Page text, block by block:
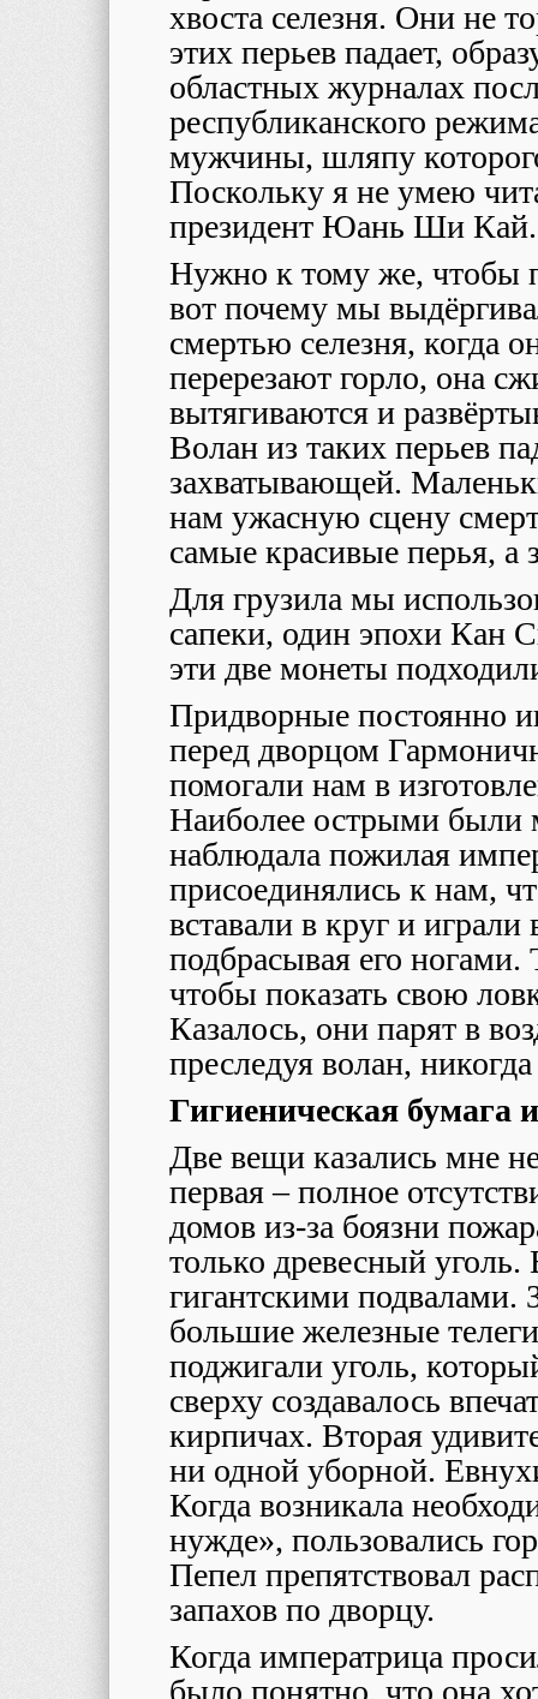
хвоста селезня. Они не
этих перьев падает,
областных журналах
республиканского
мужчины, шляпу
Поскольку я не умею
президент Юань Ши Кай.
Нужно к тому же, чтобы
вот почему мы
смертью селезня, когда
перерезают горло, она
вытягиваются и
Волан из таких перьев
захватывающей.
нам ужасную сцену
самые красивые перья, а
Для грузила мы
сапеки, один эпохи Кан
эти две монеты
Придворные постоянно
перед дворцом
помогали нам в
Наиболее острыми были
наблюдала пожилая
присоединялись к нам,
вставали в круг и
подбрасывая его
чтобы показать свою
Казалось, они парят в
преследуя волан,
Гигиеническая бумага
Две вещи казались мне
первая – полное
домов из-за боязни
только древесный
гигантскими подвалами.
большие железные
поджигали уголь,
сверху создавалось
кирпичах. Вторая
ни одной уборной.
Когда возникала
нужде», пользовались
Пепел препятствовал
запахов по дворцу.
Когда императрица
было понятно, что она